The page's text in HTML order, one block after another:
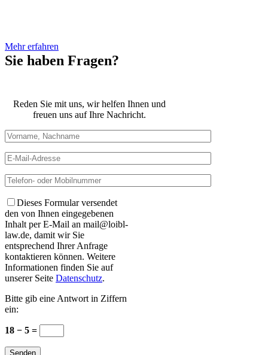
Mehr erfahren
Sie haben Fragen?
Reden Sie mit uns, wir helfen Ihnen und
freuen uns auf Ihre Nachricht.
Dieses Formular versendet
den von Ihnen eingegebenen
Inhalt per E-Mail an mail@loibl-
law.de, damit wir Sie
entsprechend Ihrer Anfrage
kontaktieren können. Weitere
Informationen finden Sie auf
unserer Seite Datenschutz.
Bitte gib eine Antwort in Ziffern
ein:
18 − 5 =